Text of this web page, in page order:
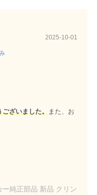
2025-10-01
ございました。また、お
純正部品 新品 クリン